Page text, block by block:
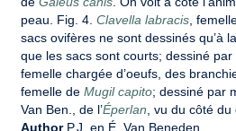
peau. Fig. 4. Clavella labracis,
sacs ovifères ne sont dessinés qu’à
que les sacs sont courts; dessiné
femelle chargée d’oeufs, des
femelle de Mugil capito; dessiné par
Van Ben., de l’Éperlan , vu du côté du
Author P.J. en É. Van Beneden